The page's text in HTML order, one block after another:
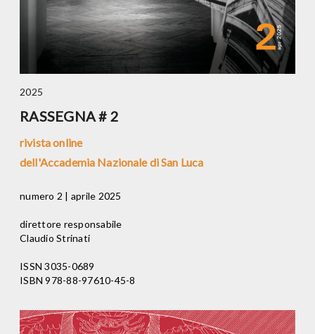
2025
RASSEGNA # 2
rivista online
dell'Accademia Nazionale di San Luca
numero 2 | aprile 2025
direttore responsabile
Claudio Strinati
ISSN 3035-0689
ISBN 978-88-97610-45-8